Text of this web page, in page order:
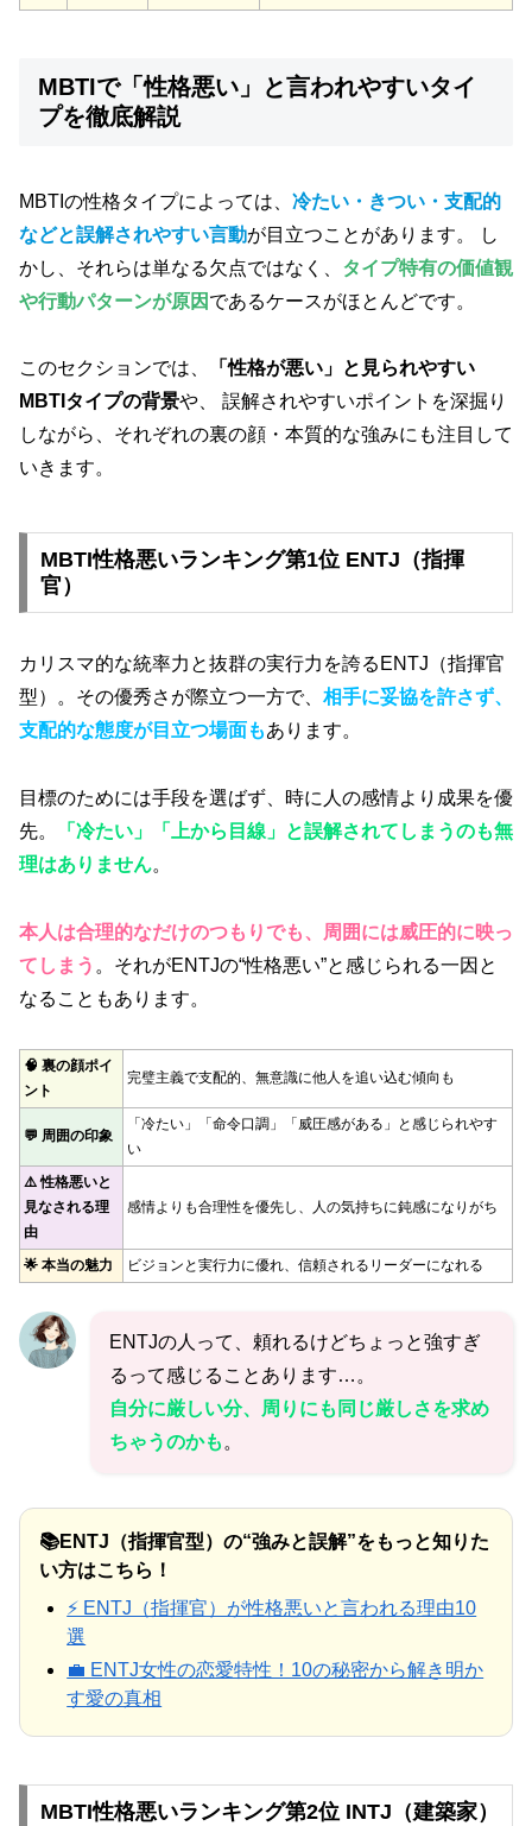
MBTIで「性格悪い」と言われやすいタイ
プを徹底解説
MBTIの性格タイプによっては、 冷たい・きつい・支配的
などと誤解されやすい言動が目立つことがあります。 し
かし、それらは単なる欠点ではなく、 タイプ特有の価値観
や行動パターンが原因 であるケースがほとんどです。
このセクションでは、
「性格が悪い」と見られやすい
MBTIタイプの背景や、 誤解されやすいポイントを深掘り
しながら、それぞれの裏の顔・本質的な強みにも注目して
いきます。
MBTI性格悪いランキング第1位 ENTJ（指揮
官）
カリスマ的な統率力と抜群の実行力を誇るENTJ（指揮官
型）。その優秀さが際立つ一方で、 相手に妥協を許さず、
支配的な態度が目立つ場面もあります。
目標のためには手段を選ばず、時に人の感情より成果を優
先。
「冷たい」「上から目線」と誤解されてしまうのも無
理はありません。
本人は合理的なだけのつもりでも、周囲には威圧的に映っ
てしまう 。それがENTJの“性格悪い”と感じられる一因と
なることもあります。
🧠 裏の顔ポイ
ント
完璧主義で支配的、無意識に他人を追い込む傾向も
💬 周囲の印象
「冷たい」「命令口調」「威圧感がある」と感じられやす
い
⚠️ 性格悪いと
見なされる理
由
感情よりも合理性を優先し、人の気持ちに鈍感になりがち
🌟 本当の魅力 ビジョンと実行力に優れ、信頼されるリーダーになれる
ENTJの人って、頼れるけどちょっと強すぎ
るって感じることあります…。
自分に厳しい分、周りにも同じ厳しさを求め
ちゃうのかも。
📚ENTJ（指揮官型）の“強みと誤解”をもっと知りた
い方はこちら！
⚡ ENTJ（指揮官）が性格悪いと言われる理由10
選
💼 ENTJ女性の恋愛特性！10の秘密から解き明か
す愛の真相
MBTI性格悪いランキング第2位 INTJ（建築家）